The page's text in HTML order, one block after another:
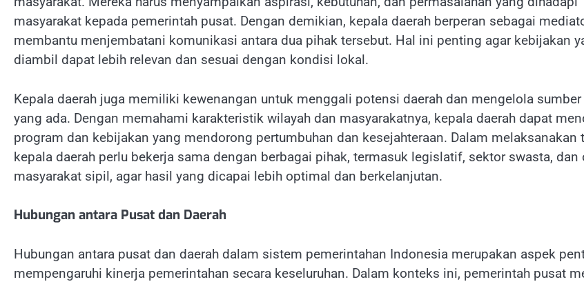
masyarakat kepada pemerintah pusat. Dengan demikian, kepala daerah berperan sebagai
membantu menjembatani komunikasi antara dua pihak tersebut. Hal ini penting agar kebijakan
diambil dapat lebih relevan dan sesuai dengan kondisi lokal.
Kepala daerah juga memiliki kewenangan untuk menggali potensi daerah dan mengelola sumber
yang ada. Dengan memahami karakteristik wilayah dan masyarakatnya, kepala daerah dapat
program dan kebijakan yang mendorong pertumbuhan dan kesejahteraan. Dalam melaksanakan
kepala daerah perlu bekerja sama dengan berbagai pihak, termasuk legislatif, sektor swasta, dan
masyarakat sipil, agar hasil yang dicapai lebih optimal dan berkelanjutan.
Hubungan antara Pusat dan Daerah
Hubungan antara pusat dan daerah dalam sistem pemerintahan Indonesia merupakan aspek
mempengaruhi kinerja pemerintahan secara keseluruhan. Dalam konteks ini, pemerintah pusat